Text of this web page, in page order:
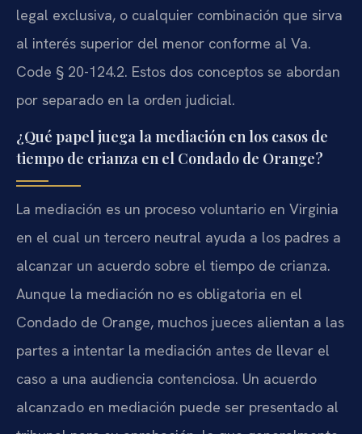
legal exclusiva, o cualquier combinación que sirva
al interés superior del menor conforme al Va.
Code § 20-124.2. Estos dos conceptos se abordan
por separado en la orden judicial.
¿Qué papel juega la mediación en los casos de
tiempo de crianza en el Condado de Orange?
La mediación es un proceso voluntario en Virginia
en el cual un tercero neutral ayuda a los padres a
alcanzar un acuerdo sobre el tiempo de crianza.
Aunque la mediación no es obligatoria en el
Condado de Orange, muchos jueces alientan a las
partes a intentar la mediación antes de llevar el
caso a una audiencia contenciosa. Un acuerdo
alcanzado en mediación puede ser presentado al